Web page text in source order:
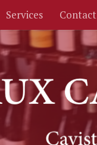
Services Contact